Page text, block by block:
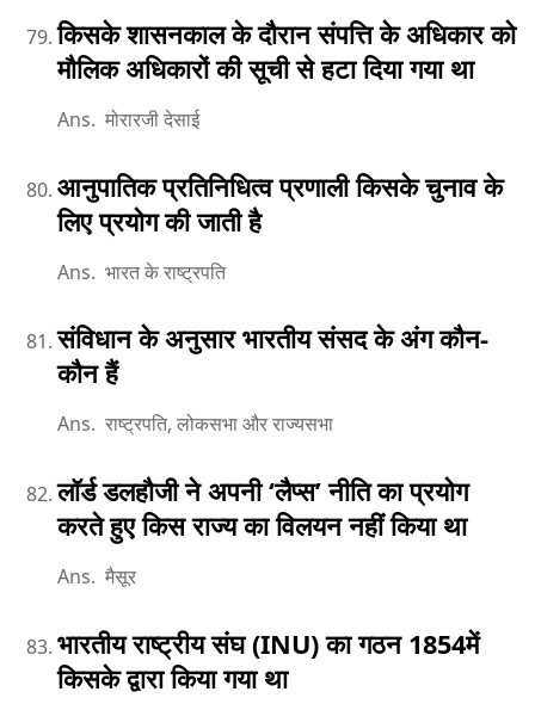
किसके शासनकाल के दौरान संपत्ति के अधिकार को
मौलिक अधिकारों की सूची से हटा दिया गया था
Ans. मोरारजी देसाई
आनुपातिक प्रतिनिधित्व प्रणाली किसके चुनाव के
लिए प्रयोग की जाती है
Ans. भारत के राष्ट्रपति
संविधान के अनुसार भारतीय संसद के अंग कौन-
कौन हैं
Ans. राष्ट्रपति, लोकसभा और राज्यसभा
लॉर्ड डलहौजी ने अपनी ‘लैप्स’ नीति का प्रयोग
करते हुए किस राज्य का विलयन नहीं किया था
Ans. मैसूर
भारतीय राष्ट्रीय संघ (INU) का गठन 1854में
किसके द्वारा किया गया था